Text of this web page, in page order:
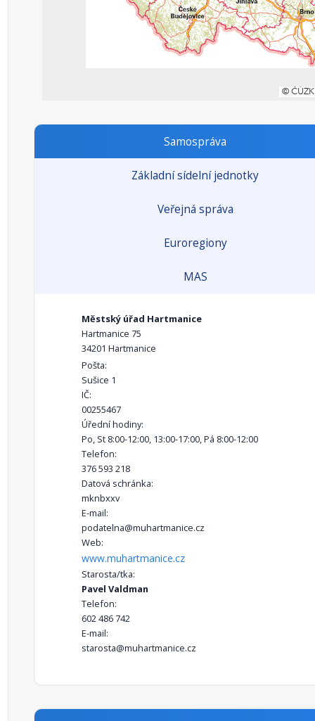
Samospráva
Základní sídelní jednotky
Veřejná správa
Euroregiony
MAS
Městský úřad Hartmanice
Hartmanice 75
34201 Hartmanice
Pošta:
Sušice 1
IČ:
00255467
Úřední hodiny:
Po, St 8:00-12:00, 13:00-17:00, Pá 8:00-12:00
Telefon:
376 593 218
Datová schránka:
mknbxxv
E-mail:
podatelna@muhartmanice.cz
Web:
www.muhartmanice.cz
Starosta/tka:
Pavel Valdman
Telefon:
602 486 742
E-mail:
starosta@muhartmanice.cz